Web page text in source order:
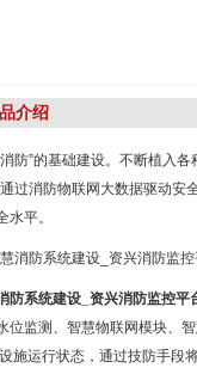
介绍
防”的基础建设。不断植入
通过消防物联网大数据驱动
水平。
防系统建设_资兴消防监控平
位监测、智慧物联网模块、
施运行状态，通过技防手段